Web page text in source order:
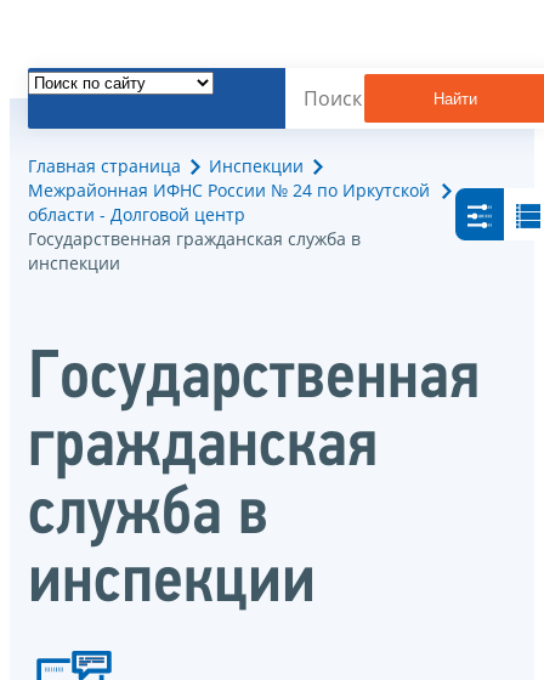
Найти
Главная страница
Инспекции
Межрайонная ИФНС России № 24 по Иркутской
области - Долговой центр
Государственная гражданская служба в
инспекции
Государственная
гражданская
служба в
инспекции